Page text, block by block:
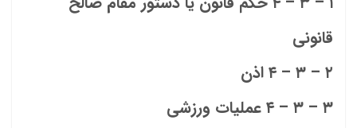
قانونی
۲ – ۳ – ۴ اذن
۳ – ۳ – ۴ عملیات ورزشی